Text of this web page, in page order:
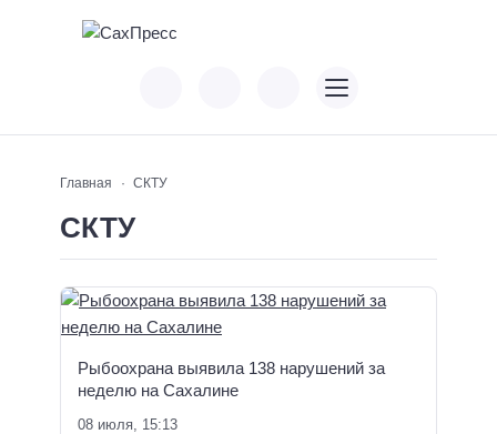
Главная СКТУ
СКТУ
Рыбоохрана выявила 138 нарушений за
неделю на Сахалине
08 июля, 15:13